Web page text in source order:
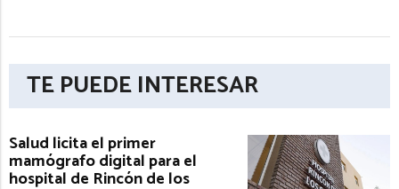
TE PUEDE INTERESAR
Salud licita el primer
mamógrafo digital para el
hospital de Rincón de los